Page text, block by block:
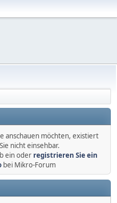
anschauen möchten, existiert
nicht einsehbar.
ein oder registrieren Sie ein
bei Mikro-Forum